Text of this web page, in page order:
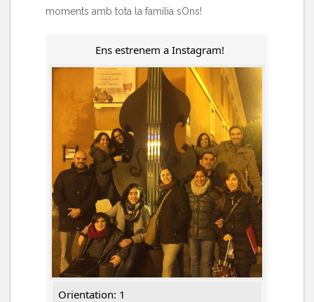
moments amb tota la família sOns!
Ens estrenem a Instagram!
Orientation: 1